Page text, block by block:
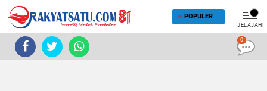
POPULER
JELAJAHI
0